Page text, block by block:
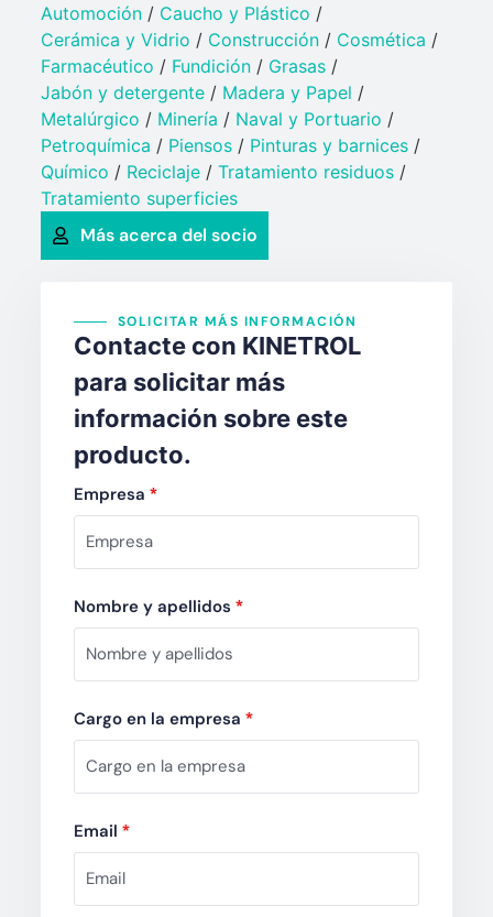
Automoción/ Caucho y Plástico​ /
Cerámica y Vidrio​ / Construcción/ Cosmética /
Farmacéutico / Fundición/ Grasas/
Jabón y detergente​/ Madera y Papel /
Metalúrgico / Minería / Naval y Portuario​ /
Petroquímica​ / Piensos/ Pinturas y barnices​/
Químico​ / Reciclaje/ Tratamiento residuos/
Tratamiento superficies
Más acerca del socio
SOLICITAR MÁS INFORMACIÓN
Contacte con KINETROL
para solicitar más
información sobre este
producto.
Empresa *
Nombre y apellidos *
Cargo en la empresa *
Email *